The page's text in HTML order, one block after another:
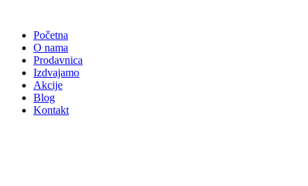
sadržajPočetna
O nama
Prodavnica
Izdvajamo
Akcije
Blog
Kontakt